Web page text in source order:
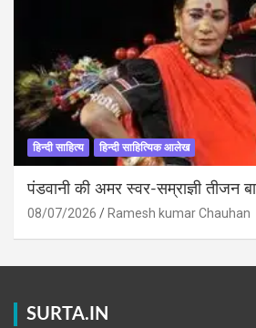
हिन्दी साहित्य हिन्दी साहित्यिक आलेख
पंडवानी की अमर स्वर-सम्राज्ञी तीजन
08/07/2026 Ramesh kumar Chauhan
SURTA.IN